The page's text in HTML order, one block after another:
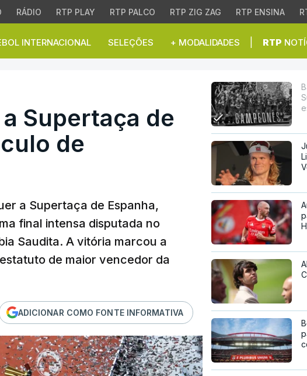
RÁDIO RTP PLAY RTP PALCO RTP ZIG ZAG RTP ENSINA
INTERNACIONAL SELEÇÕES + MODALIDADES RTP
de Espanha
Supertaça de
de
a Supertaça de Espanha,
final intensa disputada no
Saudita. A vitória marcou a
de maior vencedor da
ADICIONAR COMO FONTE INFORMATIVA